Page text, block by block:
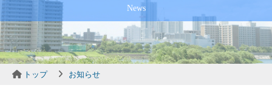
News
トップ お知らせ